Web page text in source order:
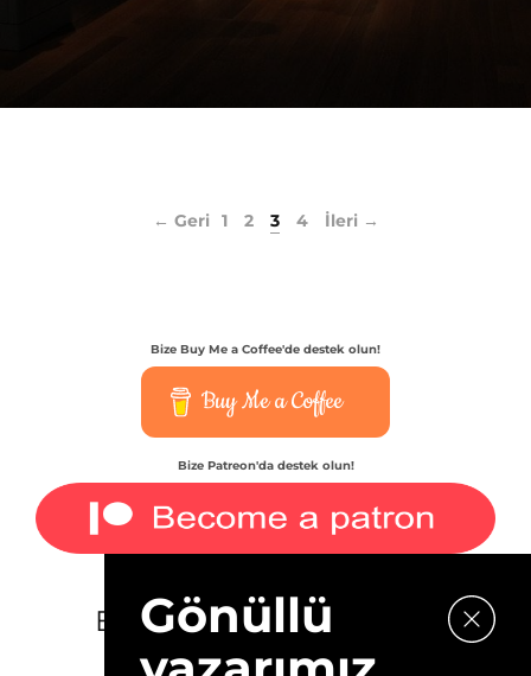
← Geri 1 2 3 4 İleri →
Bize Buy Me a Coffee'de destek olun!
Buy Me a Coffee
Bize Patreon'da destek olun!
E-bültenimize kaydolun.
Gönüllü